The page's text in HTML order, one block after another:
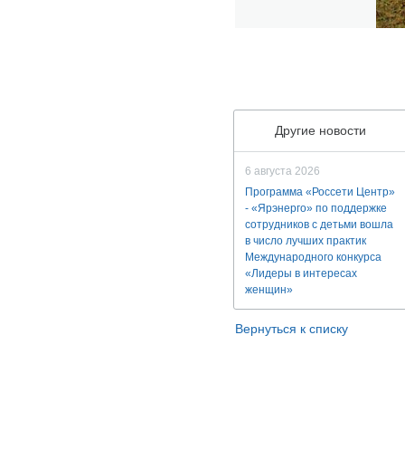
Другие новости
6 августа 2026
Программа «Россети Центр»
- «Ярэнерго» по поддержке
сотрудников с детьми вошла
в число лучших практик
Международного конкурса
«Лидеры в интересах
женщин»
Вернуться к списку